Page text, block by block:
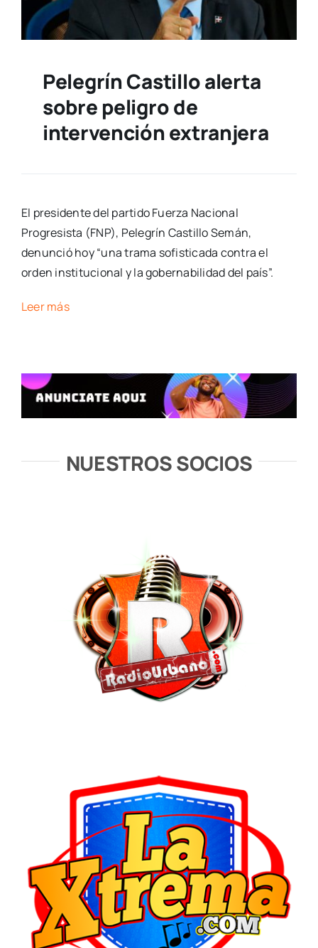
Pelegrín Castillo alerta
sobre peligro de
intervención extranjera
El presidente del partido Fuerza Nacional
Progresista (FNP), Pelegrín Castillo Semán,
denunció hoy “una trama sofisticada contra el
orden institucional y la gobernabilidad del país”.
Leer más
NUESTROS SOCIOS